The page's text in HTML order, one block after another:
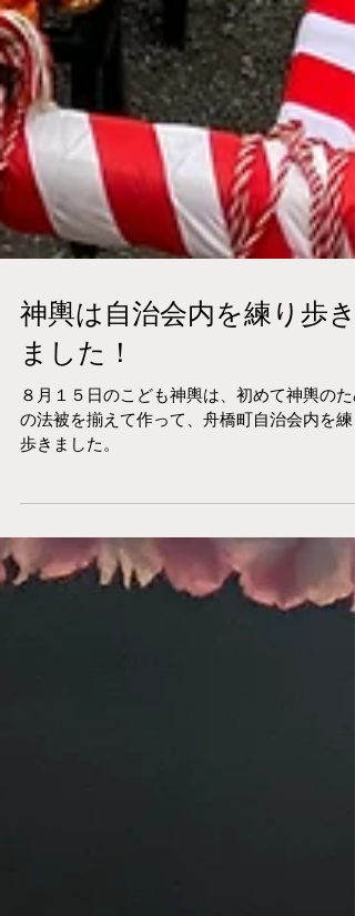
神輿は自治会内を練り歩き
ました！
８月１５日のこども神輿は、初めて神輿のた
の法被を揃えて作って、舟橋町自治会内を練